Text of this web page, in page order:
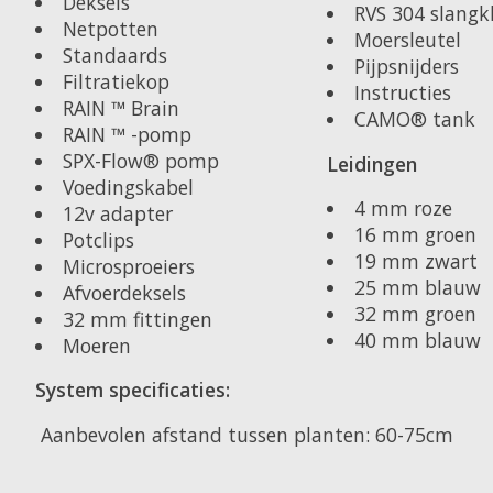
Netpotten
Standaards
Filtratiekop
RAIN ™ Brain
RAIN ™ -pomp
SPX-Flow® pomp
Voedingskabel
12v adapter
Potclips
Microsproeiers
Afvoerdeksels
32 mm fittingen
Moeren
RVS 304
Moersleutel
Pijpsnijders
Instructies
CAMO® tank
Leidingen
4 mm roze
16 mm groen
19 mm zwart
25 mm blauw
32 mm groen
40 mm blauw
System specificaties:
Aanbevolen afstand tussen planten: 60-75cm